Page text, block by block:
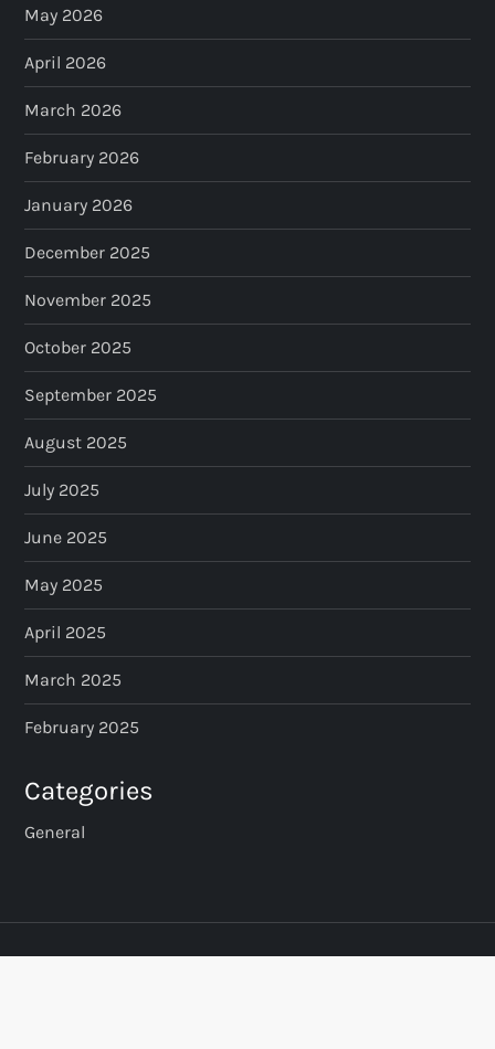
May 2026
April 2026
March 2026
February 2026
January 2026
December 2025
November 2025
October 2025
September 2025
August 2025
July 2025
June 2025
May 2025
April 2025
March 2025
February 2025
Categories
General